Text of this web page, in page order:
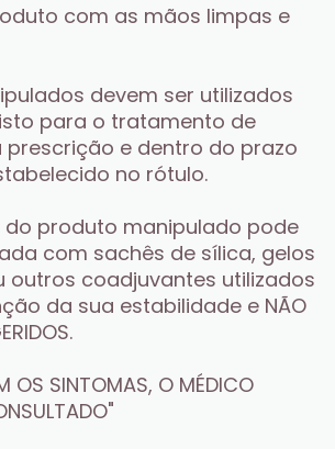
com as mãos limpas e
devem ser utilizados
para o tratamento de
e dentro do prazo
no rótulo.
produto manipulado pode
com sachês de sílica, gelos
outros coadjuvantes utilizados
da sua estabilidade e NÃO
OS SINTOMAS, O MÉDICO